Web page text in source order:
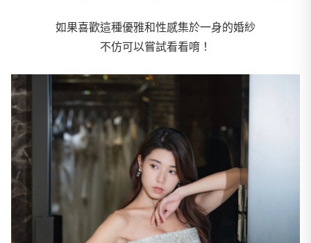
如果喜歡這種優雅和性感集於一身的婚紗
不仿可以嘗試看看唷！